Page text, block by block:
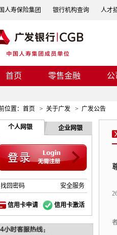
人寿保险集团 银行机构查询 人才
首页 零售金融 公
位置： 首页 > 关于广发 > 广发公告
个人网银 企业网银
找回密码 安全服务
信用卡申请 信用卡激活